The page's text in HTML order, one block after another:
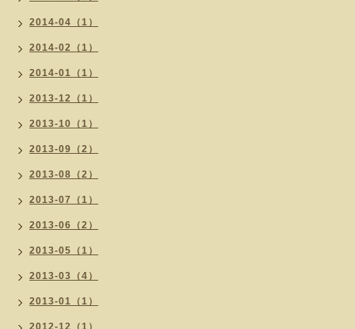
2014-04（1）
2014-02（1）
2014-01（1）
2013-12（1）
2013-10（1）
2013-09（2）
2013-08（2）
2013-07（1）
2013-06（2）
2013-05（1）
2013-03（4）
2013-01（1）
2012-12（1）